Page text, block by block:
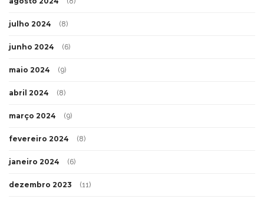
julho 2024 (8)
junho 2024 (6)
maio 2024 (9)
abril 2024 (8)
março 2024 (9)
fevereiro 2024 (8)
janeiro 2024 (6)
dezembro 2023 (11)